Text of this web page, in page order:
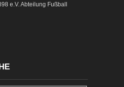
e.V. Abteilung Fußball